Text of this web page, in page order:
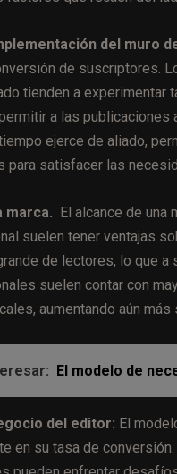
del muro
de suscriptores.
tienden a experimentar
a las publicaciones
ejerce de aliado,
para satisfacer las
marca. El alcance de una
suelen tener ventajas
de lectores, lo que
suelen contar con
aumentando aún
El modelo de
del editor: El
en su tasa de